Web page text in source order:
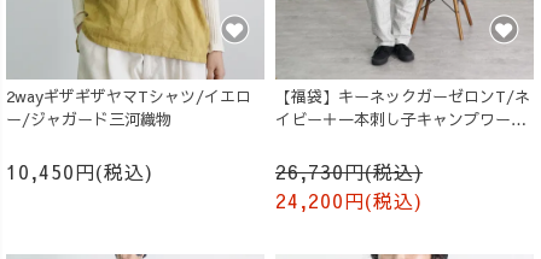
2wayギザギザヤマTシャツ/イエロ
ー/ジャガード三河織物
10,450円(税込)
【福袋】キーネックガーゼロンT/ネ
イビー＋一本刺し子キャンプワーク
26,730円(税込)
24,200円(税込)